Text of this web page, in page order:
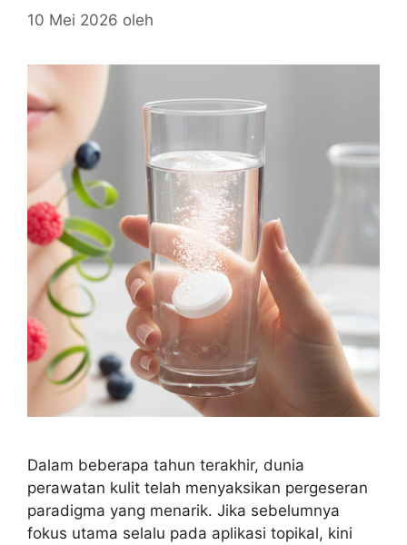
10 Mei 2026 oleh
Dalam beberapa tahun terakhir, dunia
perawatan kulit telah menyaksikan pergeseran
paradigma yang menarik. Jika sebelumnya
fokus utama selalu pada aplikasi topikal, kini